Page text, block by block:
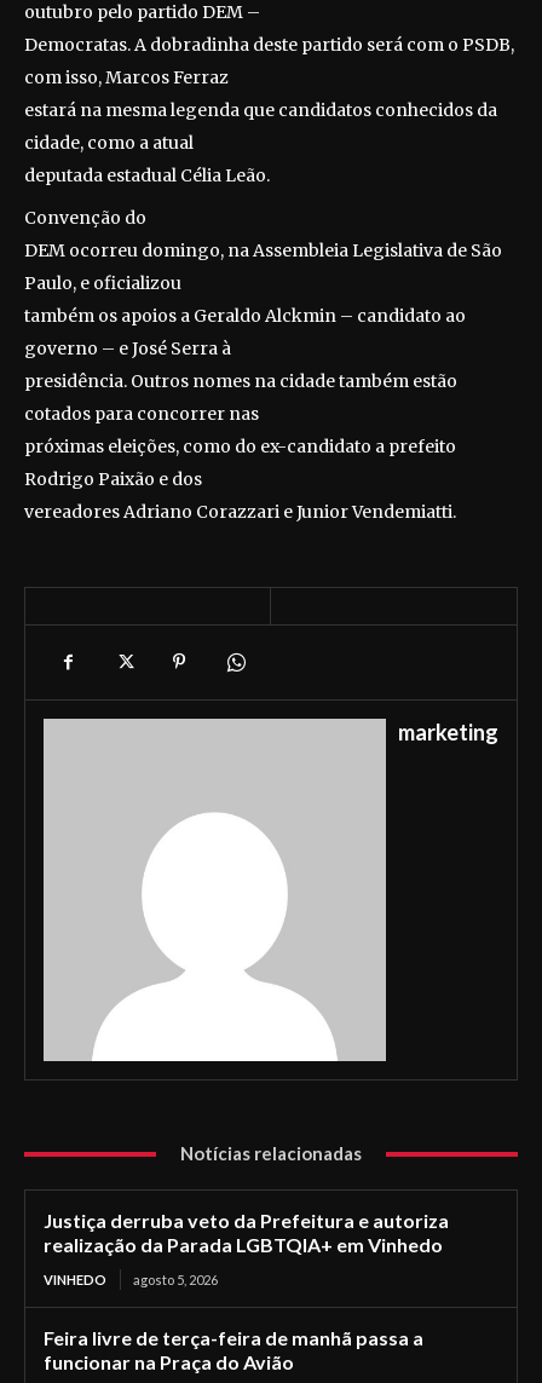
outubro pelo partido DEM –
Democratas. A dobradinha deste partido será com o PSDB,
com isso, Marcos Ferraz
estará na mesma legenda que candidatos conhecidos da
cidade, como a atual
deputada estadual Célia Leão.
Convenção do
DEM ocorreu domingo, na Assembleia Legislativa de São
Paulo, e oficializou
também os apoios a Geraldo Alckmin – candidato ao
governo – e José Serra à
presidência. Outros nomes na cidade também estão
cotados para concorrer nas
próximas eleições, como do ex-candidato a prefeito
Rodrigo Paixão e dos
vereadores Adriano Corazzari e Junior Vendemiatti.
marketing
Notícias relacionadas
Justiça derruba veto da Prefeitura e autoriza
realização da Parada LGBTQIA+ em Vinhedo
VINHEDO agosto 5, 2026
Feira livre de terça-feira de manhã passa a
funcionar na Praça do Avião